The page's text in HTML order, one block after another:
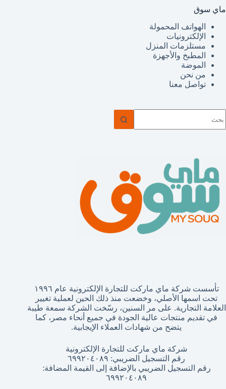
ماي سوق
الهواتف المحمولة
الإلكترونيات
مستلزمات المنزل
المطبخ والأجهزة
الموضة
من نحن
تواصل معنا
توجد
تأسست شركة ماي ماركت للتجارة الإلكترونية عام ١٩٩٦
تحت اسمها الأصلي، وخضعت منذ ذلك الحين لعملية تغيير
العلامة التجارية. على مر السنين، رسّخت الشركة سمعة طيبة
في تقديم منتجات عالية الجودة في جميع أنحاء مصر، كما
يتضح من شهادات العملاء الإيجابية.
شركة ماي ماركت للتجارة الإلكترونية
رقم التسجيل الضريبي: ٦٩٩٢٠٤٠٨٩
رقم التسجيل الضريبي بالإضافة إلى القيمة المضافة:
٦٩٩٢٠٤٠٨٩